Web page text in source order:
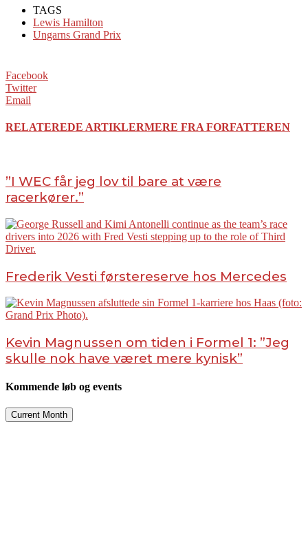
TAGS
Lewis Hamilton
Ungarns Grand Prix
Facebook
Twitter
Email
RELATEREDE ARTIKLERMERE FRA FORFATTEREN
”I WEC får jeg lov til bare at være
racerkører.”
Frederik Vesti førstereserve hos Mercedes
Kevin Magnussen om tiden i Formel 1: ”Jeg
skulle nok have været mere kynisk”
Kommende løb og events
Current Month